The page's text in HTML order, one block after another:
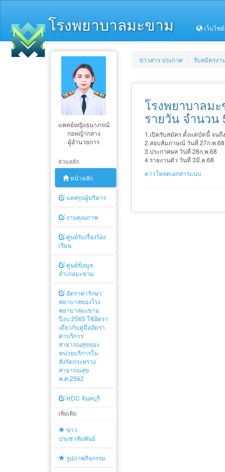
โรงพยาบาลมะขาม เว็บไซ
แพทย์หญิงธนาภรณ์
กอหญ้ากลาง
ผู้อำนวยการ
ส่วนหลัก
หน้าหลัก
บทสรุปผู้บริหาร
งานคุณภาพ
ศูนย์รับเรื่องร้อง
เรียน
ศูนย์ข้อมูล
อำเภอมะขาม
อัตราค่ารักษา
พยาบาลของโรง
พยาบาลมะขาม
ปีงบ 2565 ใช้อัตรา
เดียวกับคู่มืออัตรา
ค่าบริการ
สาธารณสุขของ
หน่วยบริการใน
สังกัดกระทรวง
สาธารณสุข
พ.ศ.2562
HDC จันทบุรี
เพิ่มเติม
ข่าว
ประชาสัมพันธ์
รูปภาพกิจกรรม
ข่าวสาร ประกาศ รับสมัครงา
โรงพยาบาลม
รายวัน จำนวน
1.เปิดรับสมัคร ตั้งแต่บัดนี้ จนถึ
2.สอบสัมภาษณ์ วันที่ 27ก.พ
3.ประกาศผล วันที่ 28ก.พ.68
4.รายงานตัว วันที่ 3มี.ค.68
ดาวโหลดเอกสารแนบ